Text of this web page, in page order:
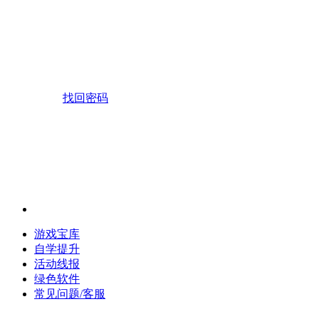
找回密码
游戏宝库
自学提升
活动线报
绿色软件
常见问题/客服